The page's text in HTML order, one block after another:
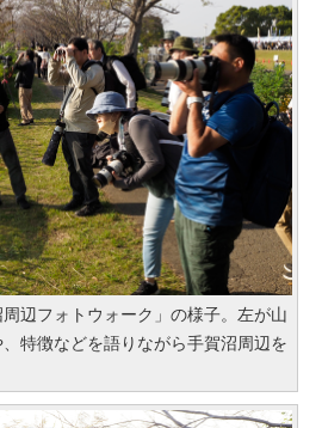
周辺フォトウォーク」の様子。左が山
特徴などを語りながら手賀沼周辺を